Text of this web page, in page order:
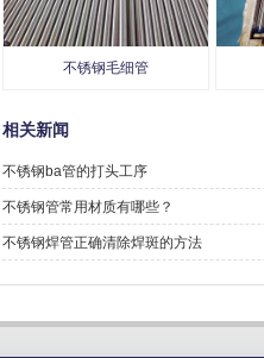
不锈钢毛细管
相关新闻
不锈钢ba管的打头工序
不锈钢管常用材质有哪些？
不锈钢焊管正确清除焊斑的方法